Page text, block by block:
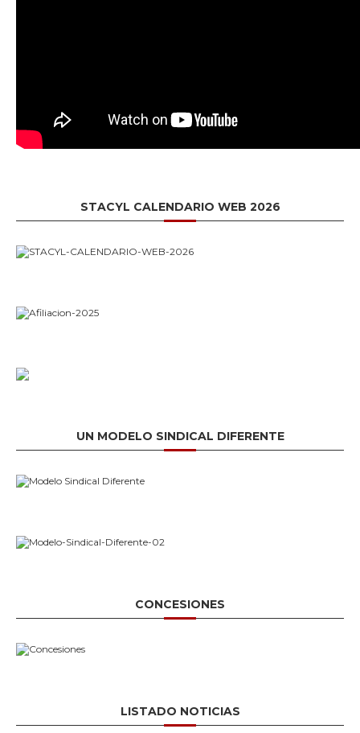
STACYL CALENDARIO WEB 2026
UN MODELO SINDICAL DIFERENTE
CONCESIONES
LISTADO NOTICIAS